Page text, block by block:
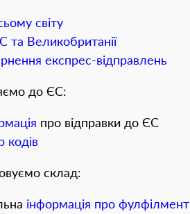
світу
та Великобританії
експрес-відправлень
до ЄС:
про відправки до ЄС
кодів
склад:
інформація про фулфілмент